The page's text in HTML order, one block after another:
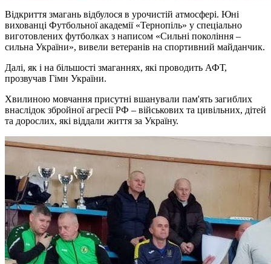
Відкриття змагань відбулося в урочистій атмосфері. Юні
вихованці Футбольної академії «Тернопіль» у спеціально
виготовлених футболках з написом «Сильні покоління –
сильна України», вивели ветеранів на спортивний майданчик.
Далі, як і на більшості змаганнях, які проводить АФТ,
прозвучав Гімн України.
Хвилиною мовчання присутні вшанували пам'ять загиблих
внаслідок збройної агресії РФ – військових та цивільних, дітей
та дорослих, які віддали життя за Україну.